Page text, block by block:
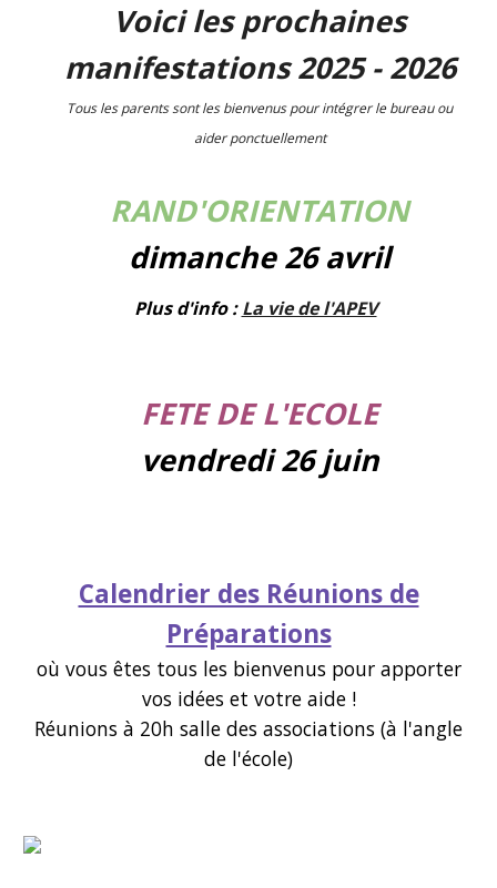
Voici les prochaines
manifestations 2025 - 2026
Tous les parents sont les bienvenus pour intégrer le bureau ou
aider ponctuellement
RAND'ORIENTATION
dimanche 26 avril
Plus d'info :La vie de l'APEV
FETE DE L'ECOLE
vendredi 26 juin
Calendrier des Réunions de
Préparations
où vous êtes tous les bienvenus pour apporter
vos idées et votre aide !
Réunions à 20h salle des associations (à l'angle
de l'école)